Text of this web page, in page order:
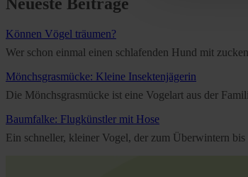
Neueste Beiträge
Können Vögel träumen?
Wer schon einmal einen schlafenden Hund mit
Mönchsgrasmücke: Kleine Insektenjägerin
Die Mönchsgrasmücke ist eine Vogelart aus der
Baumfalke: Flugkünstler mit Hose
Ein schneller, kleiner Vogel, der zum Überwintern